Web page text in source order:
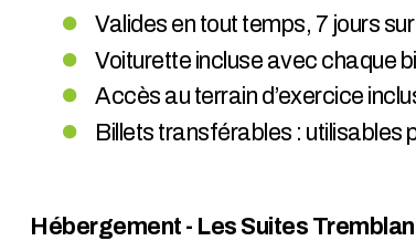
Valides en tout temps, 7 jours
Voiturette incluse avec chaque
Accès au terrain d’exercice
Billets transférables :
Hébergement - Les Suites